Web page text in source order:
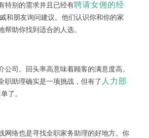
特别的需求并且已经有聘请女佣的经
和朋友询问建议。他们认识你和你的家
帮助你找到适合的人选。
公司。回头率高意味着顾客的满意度高。
职助理确实是一项挑战，但有了人力部
了。
网络也是寻找全职家务助理的好地方。你